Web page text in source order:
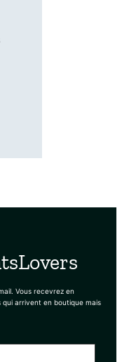
Vous recevrez en
arrivent en boutique mais